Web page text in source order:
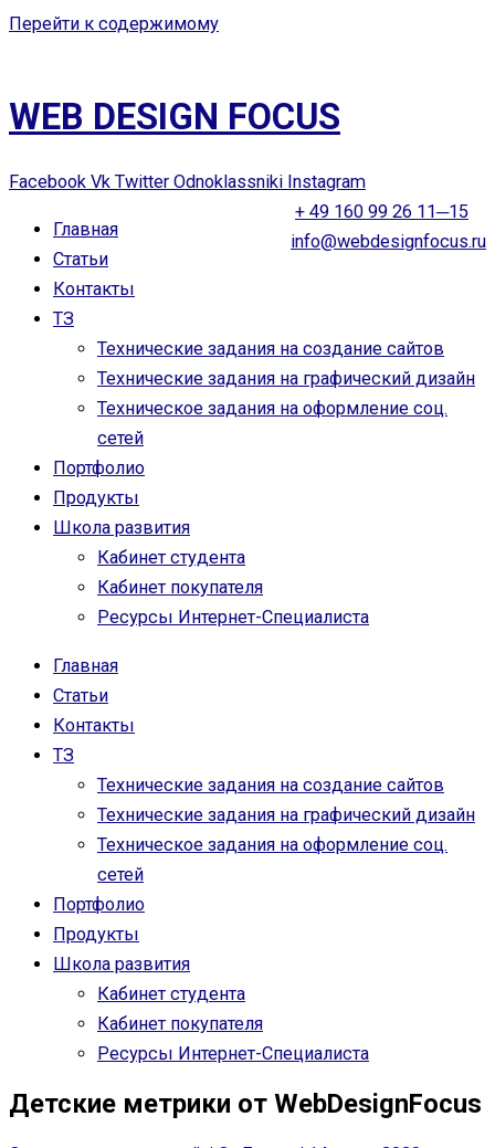
Перейти к содержимому
WEB DESIGN FOCUS
Facebook Vk Twitter Odnoklassniki Instagram
+ 49 160 99 26 11─15
info@webdesignfocus.ru
Главная
Статьи
Контакты
ТЗ
Технические задания на создание сайтов
Технические задания на графический дизайн
Техническое задания на оформление соц.
сетей
Портфолио
Продукты
Школа развития
Кабинет студента
Кабинет покупателя
Ресурсы Интернет-Специалиста
Главная
Статьи
Контакты
ТЗ
Технические задания на создание сайтов
Технические задания на графический дизайн
Техническое задания на оформление соц.
сетей
Портфолио
Продукты
Школа развития
Кабинет студента
Кабинет покупателя
Ресурсы Интернет-Специалиста
Детские метрики от WebDesignFocus